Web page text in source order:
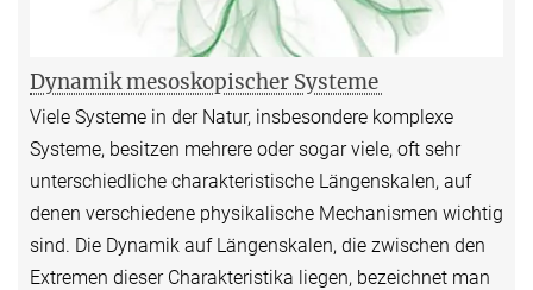
Dynamik mesoskopischer Systeme
Viele Systeme in der Natur, insbesondere komplexe
Systeme, besitzen mehrere oder sogar viele, oft sehr
unterschiedliche charakteristische Längenskalen, auf
denen verschiedene physikalische Mechanismen wichtig
sind. Die Dynamik auf Längenskalen, die zwischen den
Extremen dieser Charakteristika liegen, bezeichnet man